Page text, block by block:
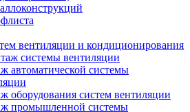
вентиляции и кондиционирования
системы вентиляции
автоматической системы
оборудования систем вентиляции
промышленной системы